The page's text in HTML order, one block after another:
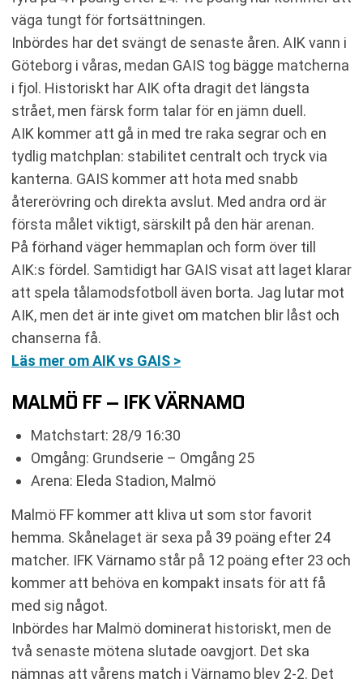
väga tungt för fortsättningen.
Inbördes har det svängt de senaste åren. AIK vann i
Göteborg i våras, medan GAIS tog bägge matcherna
i fjol. Historiskt har AIK ofta dragit det längsta
strået, men färsk form talar för en jämn duell.
AIK kommer att gå in med tre raka segrar och en
tydlig matchplan: stabilitet centralt och tryck via
kanterna. GAIS kommer att hota med snabb
återerövring och direkta avslut. Med andra ord är
första målet viktigt, särskilt på den här arenan.
På förhand väger hemmaplan och form över till
AIK:s fördel. Samtidigt har GAIS visat att laget klarar
att spela tålamodsfotboll även borta. Jag lutar mot
AIK, men det är inte givet om matchen blir låst och
chanserna få.
Läs mer om AIK vs GAIS >
MALMÖ FF – IFK VÄRNAMO
Matchstart: 28/9 16:30
Omgång: Grundserie – Omgång 25
Arena: Eleda Stadion, Malmö
Malmö FF kommer att kliva ut som stor favorit
hemma. Skånelaget är sexa på 39 poäng efter 24
matcher. IFK Värnamo står på 12 poäng efter 23 och
kommer att behöva en kompakt insats för att få
med sig något.
Inbördes har Malmö dominerat historiskt, men de
två senaste mötena slutade oavgjort. Det ska
nämnas att vårens match i Värnamo blev 2-2. Det